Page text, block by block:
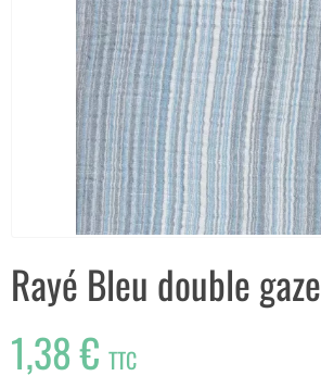
Rayé Bleu double gaze
1,38 € TTC